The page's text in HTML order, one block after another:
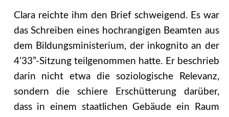
Clara reichte ihm den Brief schweigend. Es war
das Schreiben eines hochrangigen Beamten aus
dem Bildungsministerium, der inkognito an der
4’33”-Sitzung teilgenommen hatte. Er beschrieb
darin nicht etwa die soziologische Relevanz,
sondern die schiere Erschütterung darüber,
dass in einem staatlichen Gebäude ein Raum